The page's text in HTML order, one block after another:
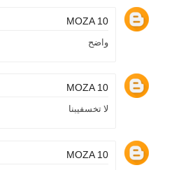
MOZA 10
واضح
MOZA 10
لا تخسفيبنا
MOZA 10